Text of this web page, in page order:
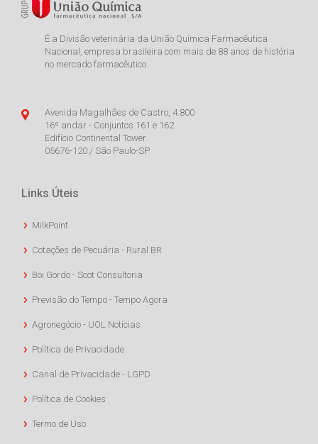
É a Divisão veterinária da União Química Farmacêutica
Nacional, empresa brasileira com mais de 88 anos de história
no mercado farmacêutico.
Avenida Magalhães de Castro, 4.800
16º andar - Conjuntos 161 e 162
Edifício Continental Tower
05676-120 / São Paulo-SP
Links Úteis
MilkPoint
Cotações de Pecuária - Rural BR
Boi Gordo - Scot Consultoria
Previsão do Tempo - Tempo Agora
Agronegócio - UOL Notícias
Política de Privacidade
Canal de Privacidade - LGPD
Política de Cookies
Termo de Uso